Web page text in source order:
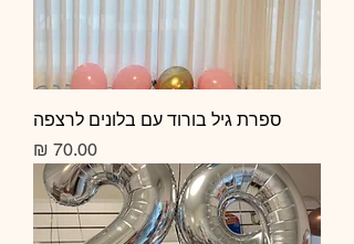
ספרת גיל בורוד עם בלונים לרצפה
מחיר